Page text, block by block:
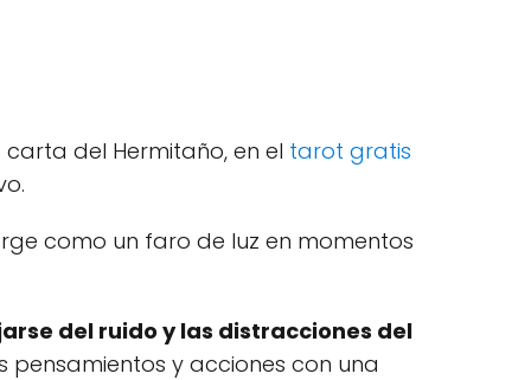
del Hermitaño, en el tarot gratis
como un faro de luz en momentos
del ruido y las distracciones del
y acciones con una